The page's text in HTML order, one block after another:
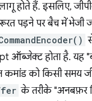
होते हैं. इसलिए,
पड़ने पर बैच में भेजी
ऑब्जेक्ट होता है. यह
को किसी समय
के तरीके "अनबफ़र